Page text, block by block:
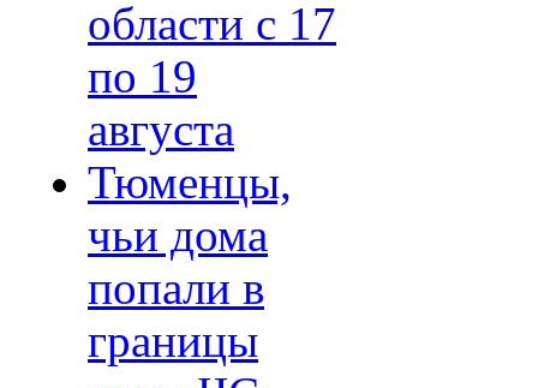
области с 17
по 19
августа
Тюменцы,
чьи дома
попали в
границы